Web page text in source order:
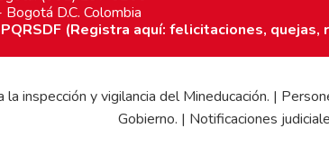
D.C. Colombia
PQRSDF (Registra aquí: felicitaciones,
la inspección y vigilancia del Mineducación. |
Gobierno. | Notificaciones